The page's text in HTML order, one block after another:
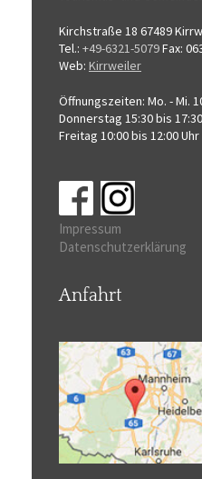
Kirchstraße 18 67489
Tel.: +49-6321-5079Fax:
Web: Kirrweiler
Öffnungszeiten: Mo. - Mi.
Donnerstag 15:30 bis
Freitag 10:00 bis 12:00 Uhr
Impressum
Datenschutzerklärung
Anfahrt